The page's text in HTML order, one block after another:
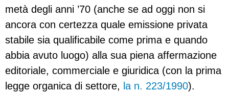
metà degli anni ’70 (anche se ad oggi non si
ancora con certezza quale emissione privata
stabile sia qualificabile come prima e quando
abbia avuto luogo) alla sua piena affermazione
editoriale, commerciale e giuridica (con la prima
legge organica di settore, la n. 223/1990).